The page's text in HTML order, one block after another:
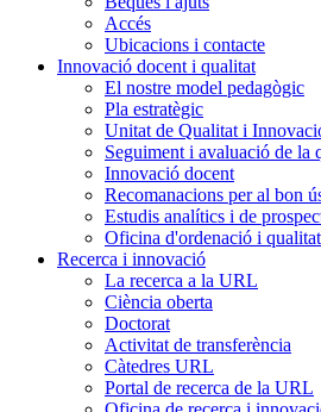
Accés
Ubicacions i contacte
Innovació docent i qualitat
El nostre model pedagògic
Pla estratègic
Unitat de Qualitat i
Seguiment i avaluació de la
Innovació docent
Recomanacions per al bon
Estudis analítics i de
Oficina d'ordenació i
Recerca i innovació
La recerca a la URL
Ciència oberta
Doctorat
Activitat de transferència
Càtedres URL
Portal de recerca de la URL